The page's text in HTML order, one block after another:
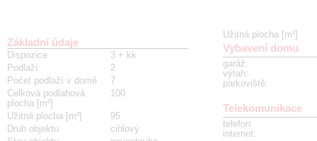
Základní údaje
Dispozice
3 + kk
Podlaží
2
Počet podlaží v domě
7
Celková podlahová
plocha [m²]
100
Užitná plocha [m²]
95
Druh objektu
cihlový
Užitná plocha [m²]
Vybavení domu
garáž:
výtah:
parkoviště:
Telekomunikace
telefon:
internet: